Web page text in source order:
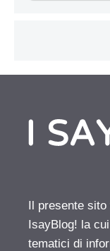
Il presente sito
IsayBlog! la
tematici di